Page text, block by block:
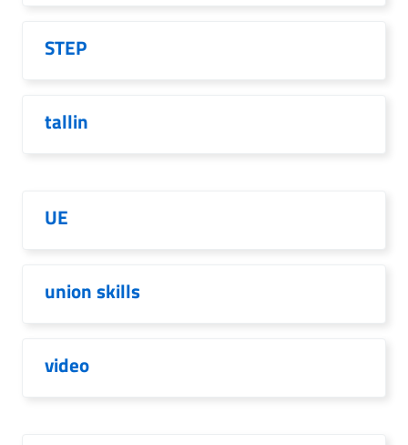
STEP
tallin
UE
union skills
video